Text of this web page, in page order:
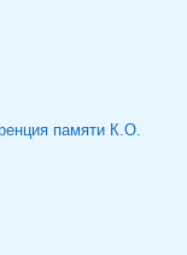
памяти К.О.